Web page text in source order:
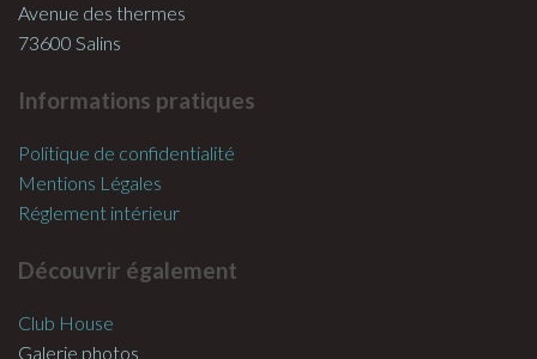
Avenue des thermes
73600 Salins
Informations pratiques
Politique de confidentialité
Mentions Légales
Réglement intérieur
Découvrir également
Club House
Galerie photos